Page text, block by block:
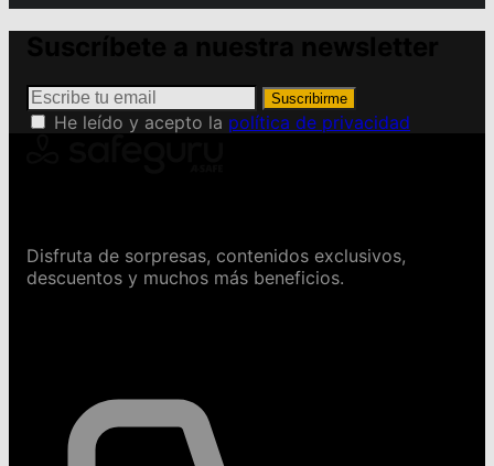
Suscribirme
He leído y acepto la política de privacidad
Disfruta de sorpresas, contenidos exclusivos,
descuentos y muchos más beneficios.